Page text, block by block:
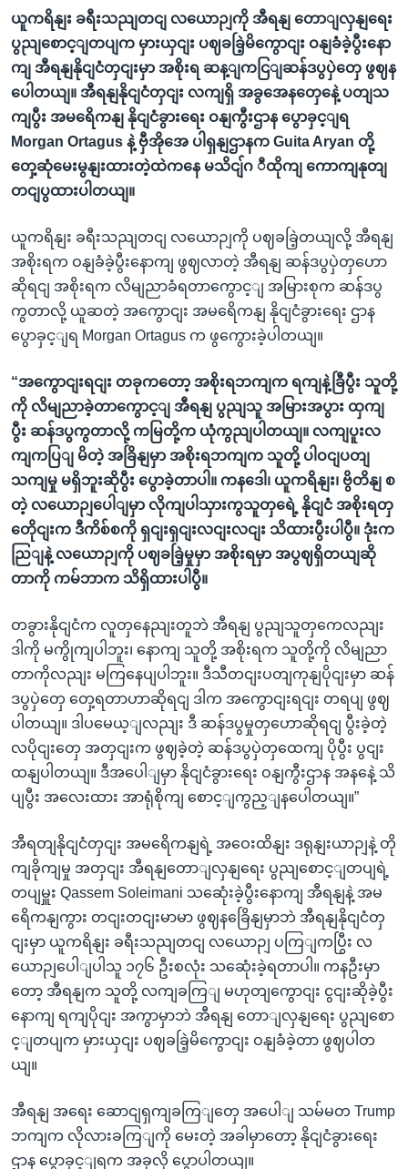
ယူကရိနျး ခရီးသညျတငျ လယောဉျကို အီရနျ တောျလှနျရေး
ပွညျစောင့ျတပျက မှားယှငျး ပဈခခြဲ့မိကွောငျး ဝနျခံခဲ့ပွီးနော
ကျ အီရနျနိုငျငံတှငျးမှာ အစိုးရ ဆန့ျကငြျဆန်ဒပွပှဲတှေ ဖွဈန
ပေါတယျ။ အီရနျနိုငျငံတှငျး လကျရှိ အခွအေနတှေနေဲ့ ပတျသ
ကျပွီး အမရေိကနျ နိုငျငံခွားရေး ဝနျကွီးဌာန ပွောခှင့ျရ
Morgan Ortagus နဲ့ ဗှီအိုအေ ပါရှနျဌာနက Guita Aryan တို့
တှေ့ဆုံမေးမွနျးထားတဲ့ထဲကနေ မသိငျ်ဂ ီထိုကျ ကောကျနုတျ
တငျပွထားပါတယျ။
ယူကရိနျး ခရီးသညျတငျ လယောဉျကို ပဈခခြဲ့တယျလို့ အီရနျ
အစိုးရက ဝနျခံခဲ့ပွီးနောကျ ဖွဈလာတဲ့ အီရနျ ဆန်ဒပွပှဲတှဟော
ဆိုရငျ အစိုးရက လိမျညာခံရတာကွောင့ျ အမြားစုက ဆန်ဒပွ
ကွတာလို့ ယူဆတဲ့ အကွောငျး အမရေိကနျ နိုငျငံခွားရေး ဌာန
ပွောခှင့ျရ Morgan Ortagus က ဖွကွေားခဲ့ပါတယျ။
“အကွောငျးရငျး တခုကတော့ အစိုးရဘကျက ရကျနဲ့ခြီပွီး သူတို့
ကို လိမျညာခဲ့တာကွောင့ျ အီရနျ ပွညျသူ အမြားအပွား ထှကျ
ပွီး ဆန်ဒပွကွတာလို့ ကမြတို့က ယုံကွညျပါတယျ။ လကျပူးလ
ကျကပြျ မိတဲ့ အခြိနျမှာ အစိုးရဘကျက သူတို့ ပါဝငျပတျ
သကျမှု မရှိဘူးဆိုပွီး ပွောခဲ့တာပါ။ ကနဒေါ၊ ယူကရိနျး၊ ဗွိတိနျ စ
တဲ့ လယောဉျပေါျမှာ လိုကျပါသှားကွသူတှရေဲ့ နိုငျငံ အစိုးရတှ
တေိုငျးက ဒီကိစ်စကို ရှငျးရှငျးလငျးလငျး သိထားပွီးပါပွီ။ ဒုံးက
ညြျနဲ့ လယောဉျကို ပဈခခြဲ့မှုမှာ အစိုးရမှာ အပွဈရှိတယျဆို
တာကို ကမ်ဘာက သိရှိထားပါပွီ။
တခွားနိုငျငံက လူတှနေညျးတူဘဲ အီရနျ ပွညျသူတှကေလညျး
ဒါကို မကွိုကျပါဘူး၊ နောကျ သူတို့ အစိုးရက သူတို့ကို လိမျညာ
တာကိုလညျး မကြနေပျပါဘူး။ ဒီသီတငျးပတျကုနျပိုငျးမှာ ဆန်
ဒပွပှဲတှေ တှေ့ရတာဟာဆိုရငျ ဒါက အကွောငျးရငျး တရပျ ဖွဈ
ပါတယျ။ ဒါပမေယ့ျလညျး ဒီ ဆန်ဒပွမှုတှဟောဆိုရငျ ပွီးခဲ့တဲ့
လပိုငျးတှေ အတှငျးက ဖွဈခဲ့တဲ့ ဆန်ဒပွပှဲတှထေကျ ပိုပွီး ပွငျး
ထနျပါတယျ။ ဒီအပေါျမှာ နိုငျငံခွားရေး ဝနျကွီးဌာန အနနေဲ့ သိ
ပျပွီး အလေးထား အာရုံစိုကျ စောင့ျကွည့ျနပေါတယျ။”
အီရတျနိုငျငံတှငျး အမရေိကနျရဲ့ အဝေးထိနျး ဒရုနျးယာဉျနဲ့ တို
ကျခိုကျမှု အတှငျး အီရနျတောျလှနျရေး ပွညျစောင့ျတပျရဲ့
တပျမှူး Qassem Soleimani သဆေုံးခဲ့ပွီးနောကျ အီရနျနဲ့ အမ
ရေိကနျကွား တငျးတငျးမာမာ ဖွဈနခြေိနျမှာဘဲ အီရနျနိုငျငံတှ
ငျးမှာ ယူကရိနျး ခရီးသညျတငျ လယောဉျ ပကြျကပြွီး လ
ယောဉျပေါျပါသူ ၁၇၆ ဦးစလုံး သဆေုံးခဲ့ရတာပါ။ ကနဦးမှာ
တော့ အီရနျက သူတို့ လကျခကြျ မဟုတျကွောငျး ငွငျးဆိုခဲ့ပွီး
နောကျ ရကျပိုငျး အကွာမှာဘဲ အီရနျ တောျလှနျရေး ပွညျစော
င့ျတပျက မှားယှငျး ပဈခခြဲ့မိကွောငျး ဝနျခံခဲ့တာ ဖွဈပါတ
ယျ။
အီရနျ အရေး ဆောငျရှကျခကြျတှေ အပေါျ သမ်မတ Trump
ဘကျက လိုလားခကြျကို မေးတဲ့ အခါမှာတော့ နိုငျငံခွားရေး
ဌာန ပွောခှင့ျရက အခုလို ပွောပါတယျ။